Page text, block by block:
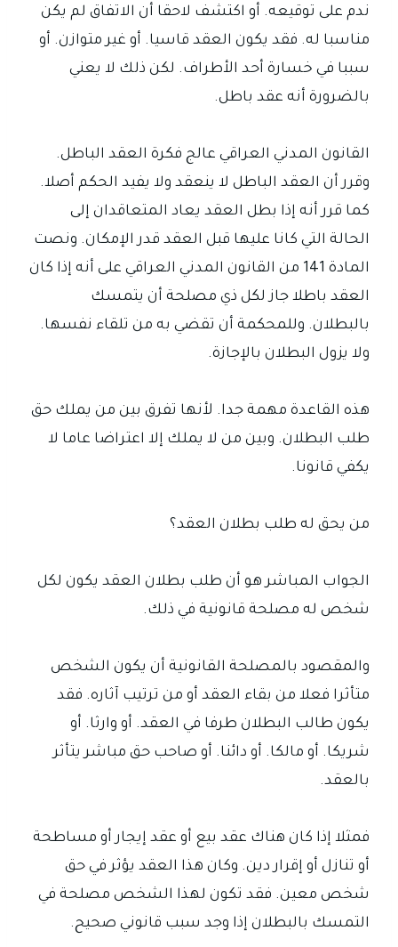
ندم على توقيعه. أو اكتشف لاحقا أن الاتفاق لم يكن
مناسبا له. فقد يكون العقد قاسيا. أو غير متوازن. أو
سببا في خسارة أحد الأطراف. لكن ذلك لا يعني
بالضرورة أنه عقد باطل.
القانون المدني العراقي عالج فكرة العقد الباطل.
وقرر أن العقد الباطل لا ينعقد ولا يفيد الحكم أصلا.
كما قرر أنه إذا بطل العقد يعاد المتعاقدان إلى
الحالة التي كانا عليها قبل العقد قدر الإمكان. ونصت
المادة 141 من القانون المدني العراقي على أنه إذا كان
العقد باطلا جاز لكل ذي مصلحة أن يتمسك
بالبطلان. وللمحكمة أن تقضي به من تلقاء نفسها.
ولا يزول البطلان بالإجازة.
هذه القاعدة مهمة جدا. لأنها تفرق بين من يملك حق
طلب البطلان. وبين من لا يملك إلا اعتراضا عاما لا
يكفي قانونا.
من يحق له طلب بطلان العقد؟
الجواب المباشر هو أن طلب بطلان العقد يكون لكل
شخص له مصلحة قانونية في ذلك.
والمقصود بالمصلحة القانونية أن يكون الشخص
متأثرا فعلا من بقاء العقد أو من ترتيب آثاره. فقد
يكون طالب البطلان طرفا في العقد. أو وارثا. أو
شريكا. أو مالكا. أو دائنا. أو صاحب حق مباشر يتأثر
بالعقد.
فمثلا إذا كان هناك عقد بيع أو عقد إيجار أو مساطحة
أو تنازل أو إقرار دين. وكان هذا العقد يؤثر في حق
شخص معين. فقد تكون لهذا الشخص مصلحة في
التمسك بالبطلان إذا وجد سبب قانوني صحيح.